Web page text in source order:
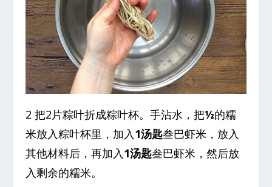
2 把2片粽叶折成粽叶杯。手沾水，把½的糯
米放入粽叶杯里，加入 1汤匙叁巴虾米，放入
其他材料后，再加入 1汤匙叁巴虾米，然后放
入剩余的糯米。